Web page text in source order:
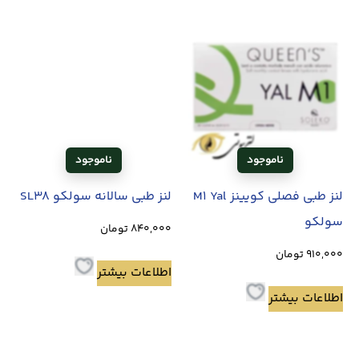
لنز طبی فصلی کویینز M1 Yal
سولکو
910,000تومان
اطلاعات بیشتر
لنز طبی سالانه سولکو SL38
840,000تومان
اطلاعات بیشتر